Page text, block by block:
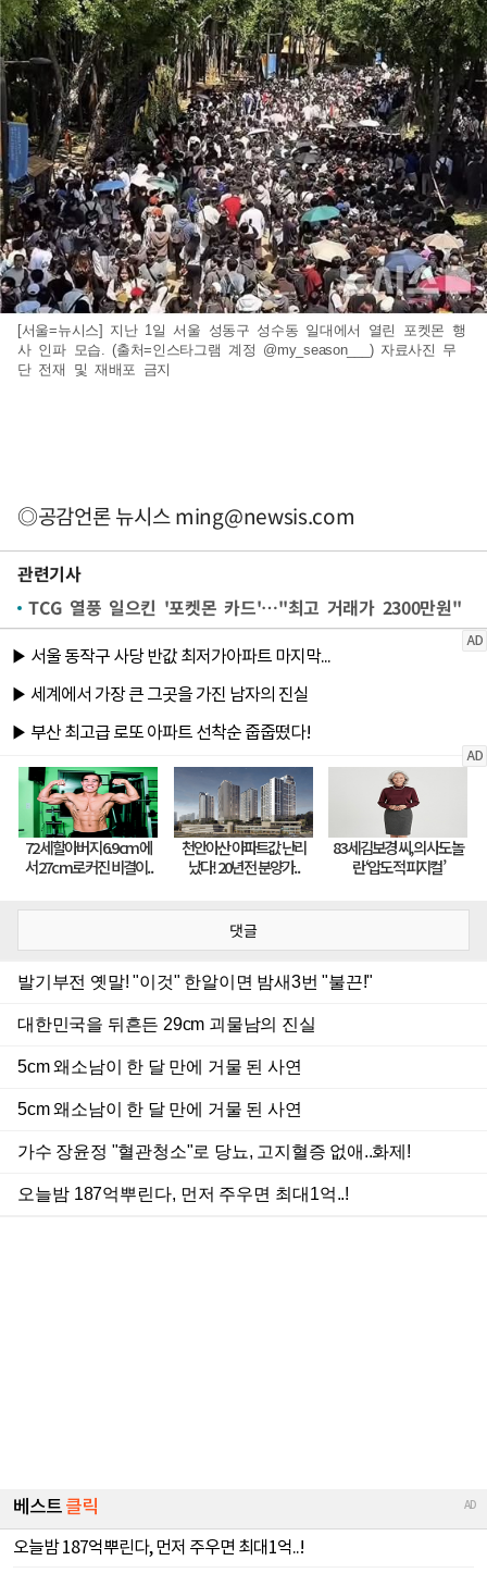
[서울=뉴시스] 지난 1일 서울 성동구 성수동 일대에서 열린 포켓몬 행
사 인파 모습. (출처=인스타그램 계정 @my_season___) 자료사진 무
단 전재 및 재배포 금지
◎공감언론 뉴시스ming@newsis.com
관련기사
TCG 열풍 일으킨 '포켓몬 카드'…"최고 거래가 2300만원"
댓글